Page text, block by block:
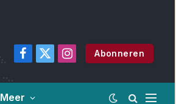
Facebook
X
Instagram
Abonneren
Meer